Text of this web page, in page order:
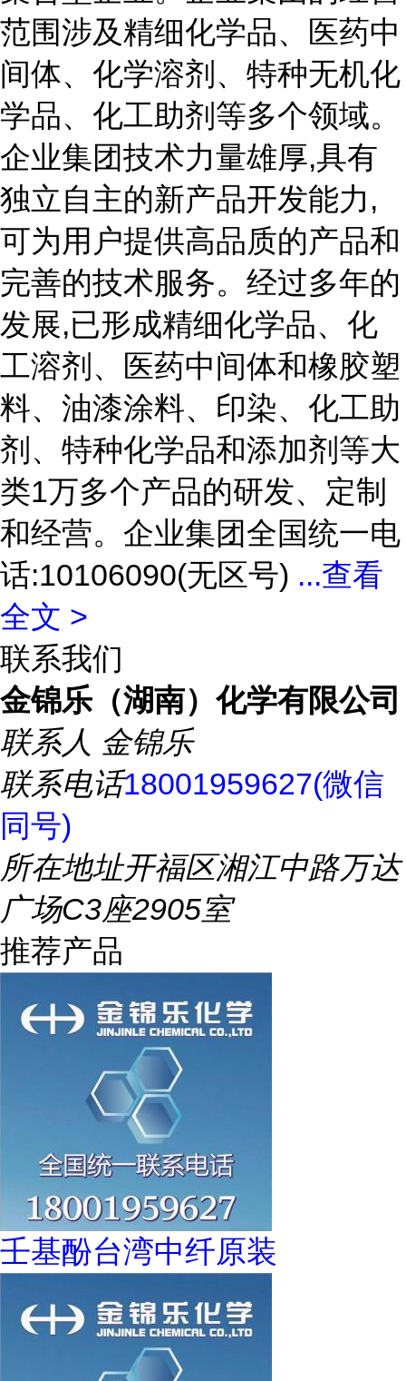
范围涉及精细化学品、医药中
间体、化学溶剂、特种无机化
学品、化工助剂等多个领域。
企业集团技术力量雄厚,具有
独立自主的新产品开发能力,
可为用户提供高品质的产品和
完善的技术服务。经过多年的
发展,已形成精细化学品、化
工溶剂、医药中间体和橡胶塑
料、油漆涂料、印染、化工助
剂、特种化学品和添加剂等大
类1万多个产品的研发、定制
和经营。企业集团全国统一电
话:10106090(无区号) ...查看
全文 >
联系我们
金锦乐（湖南）化学有限公司
联系人 金锦乐
联系电话18001959627(微信
同号)
所在地址开福区湘江中路万达
广场C3座2905室
推荐产品
壬基酚台湾中纤原装